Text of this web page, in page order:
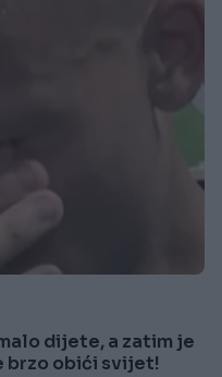
dijete, a zatim je
brzo obići svijet!